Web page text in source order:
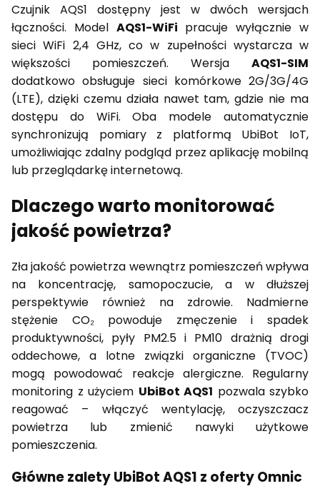
Czujnik AQS1 dostępny jest w dwóch wersjach
łączności. Model AQS1-WiFi pracuje wyłącznie w
sieci WiFi 2,4 GHz, co w zupełności wystarcza w
większości pomieszczeń. Wersja AQS1-SIM
dodatkowo obsługuje sieci komórkowe 2G/3G/4G
(LTE), dzięki czemu działa nawet tam, gdzie nie ma
dostępu do WiFi. Oba modele automatycznie
synchronizują pomiary z platformą UbiBot IoT,
umożliwiając zdalny podgląd przez aplikację mobilną
lub przeglądarkę internetową.
Dlaczego warto monitorować
jakość powietrza?
Zła jakość powietrza wewnątrz pomieszczeń wpływa
na koncentrację, samopoczucie, a w dłuższej
perspektywie również na zdrowie. Nadmierne
stężenie CO₂ powoduje zmęczenie i spadek
produktywności, pyły PM2.5 i PM10 drażnią drogi
oddechowe, a lotne związki organiczne (TVOC)
mogą powodować reakcje alergiczne. Regularny
monitoring z użyciem UbiBot AQS1 pozwala szybko
reagować – włączyć wentylację, oczyszczacz
powietrza lub zmienić nawyki użytkowe
pomieszczenia.
Główne zalety UbiBot AQS1 z oferty Omnic